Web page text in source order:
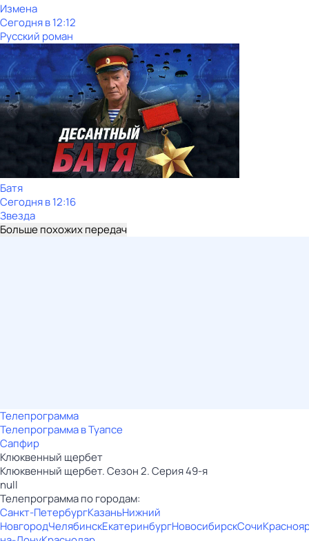
Измена
Сегодня в 12:12
Русский роман
Батя
Сегодня в 12:16
Звезда
Больше похожих передач
Телепрограмма
Телепрограмма в Туапсе
Сапфир
Клюквенный щербет
Клюквенный щербет. Сезон 2. Серия 49-я
null
Телепрограмма по городам:
Санкт-ПетербургКазаньНижний
НовгородЧелябинскЕкатеринбургНовосибирскСочи